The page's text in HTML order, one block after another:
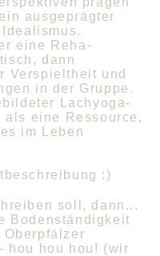
ausgeprägter
eine Reha-
dann
Verspieltheit und
in der Gruppe.
Lachyoga-
als eine Ressource,
im Leben
:)
soll, dann...
Bodenständigkeit
hou hou hou! (wir